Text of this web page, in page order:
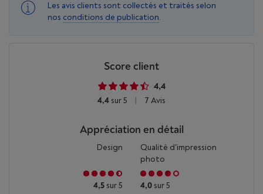
Les avis clients sont collectés et traités selon
nos conditions de publication.
Score client
4,4
4,4 sur 5 7 Avis
Appréciation en détail
Design
4,5 sur 5
Qualité d'impression
photo
4,0 sur 5